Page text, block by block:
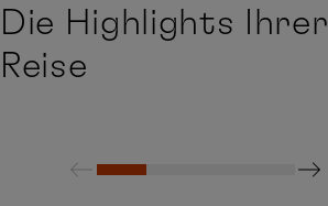
Die Highlights Ihrer
Reise